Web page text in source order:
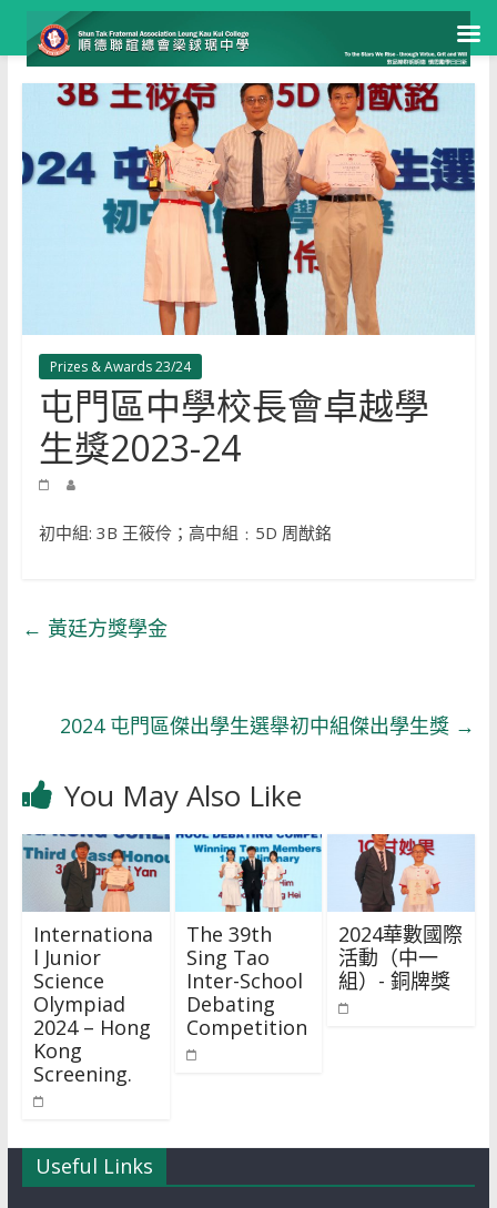
Skip
Prizes & Awards 23/24
屯門區中學校長會卓越學
生獎2023-24
初中組: 3B 王筱伶；高中組﹕5D 周猷銘
← 黃廷方獎學金
2024 屯門區傑出學生選舉初中組傑出學生獎 →
You May Also Like
Internationa
l Junior
Science
Olympiad
2024 – Hong
Kong
Screening.
The 39th
Sing Tao
Inter-School
Debating
Competition
2024華數國際
活動（中一
組）- 銅牌獎
Useful Links